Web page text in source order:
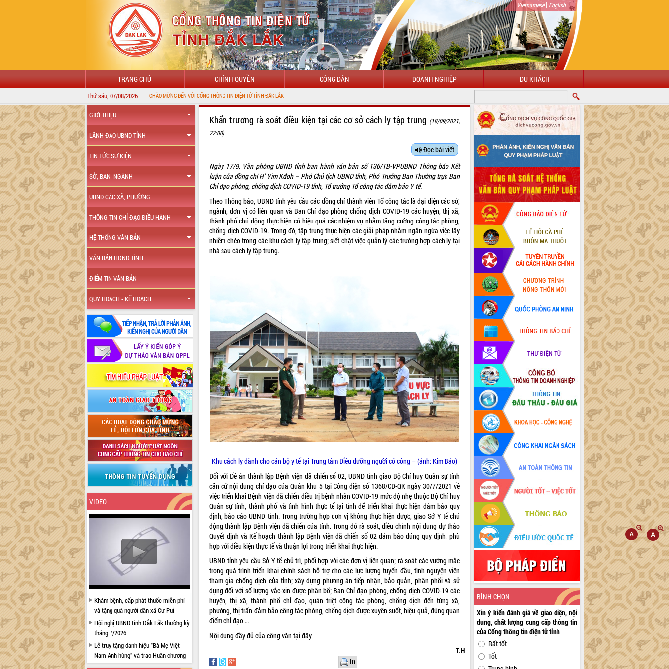
Vietnamese| English
TRANG CHỦ CHÍNH QUYỀN CÔNG DÂN DOANH NGHIỆP DU KHÁCH
Thứ sáu, 07/08/2026
CHÀO MỪNG ĐẾN VỚI CỔNG THÔNG TIN ĐIỆN TỬ TỈNH ĐẮK LẮK
GIỚI THIỆU
LÃNH ĐẠO UBND TỈNH
TIN TỨC SỰ KIỆN
SỞ, BAN, NGÀNH
UBND CÁC XÃ, PHƯỜNG
THÔNG TIN CHỈ ĐẠO ĐIỀU HÀNH
HỆ THỐNG VĂN BẢN
VĂN BẢN HĐND TỈNH
ĐIỂM TIN VĂN BẢN
QUY HOẠCH - KẾ HOẠCH
VIDEO
Khám bệnh, cấp phát thuốc miễn phí
và tặng quà người dân xã Cư Pui
Hội nghị UBND tỉnh Đắk Lắk thường kỳ
tháng 7/2026
Lễ truy tặng danh hiệu “Bà Mẹ Việt
Nam Anh hùng” và trao Huân chương
Lao động
Khẩn trương rà soát điều kiện tại các cơ sở cách ly tập trung (18/09/2021,
22:00)
Đọc bài viết
Ngày 17/9, Văn phòng UBND tỉnh ban hành văn bản số 136/TB-VPUBND Thông báo Kết
luận của đồng chí H’ Yim Kđoh – Phó Chủ tịch UBND tỉnh, Phó Trưởng Ban Thường trực Ban
Chỉ đạo phòng, chống dịch COVID-19 tỉnh, Tổ trưởng Tổ công tác đảm bảo Y tế.
Theo Thông báo, UBND tỉnh yêu cầu các đồng chí thành viên Tổ công tác là đại diện các sở,
ngành, đơn vị có liên quan và Ban Chỉ đạo phòng chống dịch COVID-19 các huyện, thị xã,
thành phố chủ động thực hiện có hiệu quả các nhiệm vụ nhằm tăng cường công tác phòng,
chống dịch COVID-19. Trong đó, tập trung thực hiện các giải pháp nhằm ngăn ngừa việc lây
nhiễm chéo trong các khu cách ly tập trung; siết chặt việc quản lý các trường hợp cách ly tại
nhà sau cách ly tập trung.
Khu cách ly dành cho cán bộ y tế tại Trung tâm Điều dưỡng người có công – (ảnh: Kim Bảo)
Đối với Đề án thành lập Bệnh viện dã chiến số 02, UBND tỉnh giao Bộ Chỉ huy Quân sự tỉnh
căn cứ nội dung chỉ đạo của Quân khu 5 tại Công điện số 1368/CĐ-QK ngày 30/7/2021 về
việc triển khai Bệnh viện dã chiến điều trị bệnh nhân COVID-19 mức độ nhẹ thuộc Bộ Chỉ huy
Quân sự tỉnh, thành phố và tình hình thực tế tại tỉnh để triển khai thực hiện đảm bảo quy
định, báo cáo UBND tỉnh. Trong trường hợp đơn vị không thực hiện được, giao Sở Y tế chủ
động thành lập Bệnh viện dã chiến của tỉnh. Trong đó rà soát, điều chỉnh nội dung dự thảo
Quyết định và Kế hoạch thành lập Bệnh viện dã chiến số 02 đảm bảo đúng quy định, phù
hợp với điều kiện thực tế và thuận lợi trong triển khai thực hiện.
UBND tỉnh yêu cầu Sở Y tế chủ trì, phối hợp với các đơn vị liên quan; rà soát các vướng mắc
trong quá trình triển khai chính sách hỗ trợ cho các lực lượng tuyến đầu, tình nguyện viên
tham gia chống dịch của tỉnh; xây dựng phương án tiếp nhận, bảo quản, phân phối và sử
dụng đối với số lượng vắc-xin được phân bổ; Ban Chỉ đạo phòng, chống dịch COVID-19 các
huyện, thị xã, thành phố chỉ đạo, quán triệt công tác phòng, chống dịch đến từng xã,
phường, thị trấn đảm bảo công tác phòng, chống dịch được xuyên suốt, hiệu quả, đúng quan
điểm chỉ đạo …
Nội dung đầy đủ của công văn tạiđây
T.H
In
BÌNH CHỌN
Xin ý kiến đánh giá về giao diện, nội
dung, chất lượng cung cấp thông tin
của Cổng thông tin điện tử tỉnh
Rất tốt
Tốt